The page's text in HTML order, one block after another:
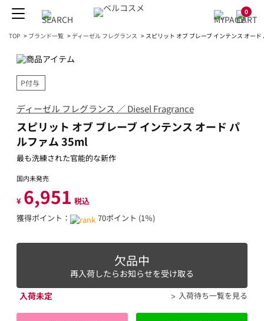
0
TOP > ブランド一覧 > ディーゼル フレグランス > スピリット オブ ブレーブ インテンス オー
P付与
ディーゼル フレグランス ／ Diesel Fragrance
スピリット オブ ブレーブ インテンス オード パ
ルファム 35ml
最も洗練された官能的な新作
国内未発売
¥ 6,951 税込
獲得ポイント：
70ポイント (1％)
欠品中
再入荷したらお知らせを受け取る
入荷未定
入荷待ち一覧を見る